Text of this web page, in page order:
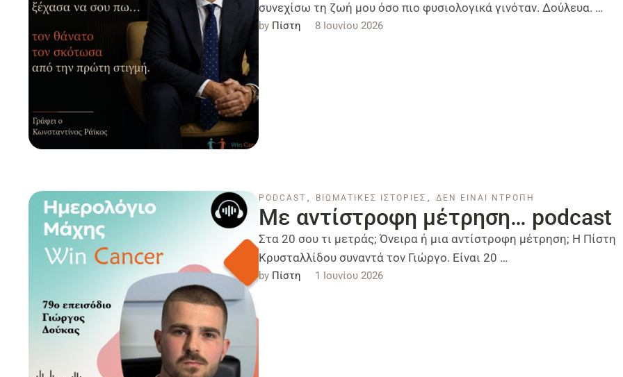
συνεχίσω τη ζωή μου όσο πιο φυσιολογικά γινόταν. Δούλευα. …
by Πίστη 8 Ιουνίου 2026
PODCAST , ΒΙΩΜΑΤΙΚΕΣ ΙΣΤΟΡΙΕΣ , ΔΕΝ ΕΙΝΑΙ ΝΤΡΟΠΗ
Με αντίστροφη μέτρηση… podcast
Στα 20 σου τι μετράς; Όνειρα ή μια αντίστροφη μέτρηση; Η Πίστη
Κρυσταλλίδου συναντά τον Γιώργο. Είναι 20 …
by Πίστη 1 Ιουνίου 2026